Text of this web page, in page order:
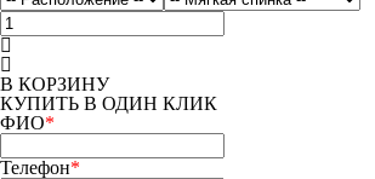
В КОРЗИНУ
КУПИТЬ В ОДИН КЛИК
ФИО*
Телефон*